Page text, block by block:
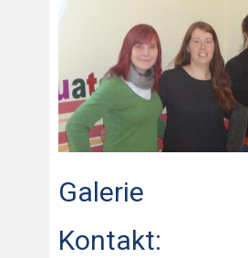
Galerie
Kontakt: